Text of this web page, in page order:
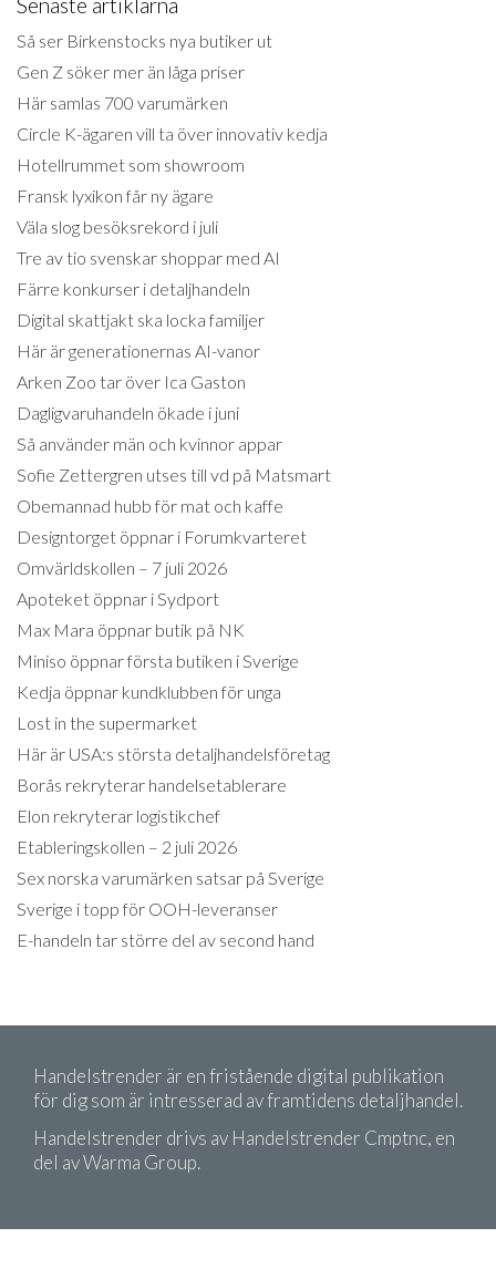
Så ser Birkenstocks nya butiker ut
Gen Z söker mer än låga priser
Här samlas 700 varumärken
Circle K-ägaren vill ta över innovativ kedja
Hotellrummet som showroom
Fransk lyxikon får ny ägare
Väla slog besöksrekord i juli
Tre av tio svenskar shoppar med AI
Färre konkurser i detaljhandeln
Digital skattjakt ska locka familjer
Här är generationernas AI-vanor
Arken Zoo tar över Ica Gaston
Dagligvaruhandeln ökade i juni
Så använder män och kvinnor appar
Sofie Zettergren utses till vd på Matsmart
Obemannad hubb för mat och kaffe
Designtorget öppnar i Forumkvarteret
Omvärldskollen – 7 juli 2026
Apoteket öppnar i Sydport
Max Mara öppnar butik på NK
Miniso öppnar första butiken i Sverige
Kedja öppnar kundklubben för unga
Lost in the supermarket
Här är USA:s största detaljhandelsföretag
Borås rekryterar handelsetablerare
Elon rekryterar logistikchef
Etableringskollen – 2 juli 2026
Sex norska varumärken satsar på Sverige
Sverige i topp för OOH-leveranser
E-handeln tar större del av second hand
Handelstrender är en fristående digital publikation
för dig som är intresserad av framtidens detaljhandel.
Handelstrender drivs av Handelstrender Cmptnc, en
del av Warma Group.